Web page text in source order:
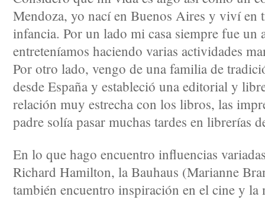
Mendoza, yo nací en Buenos Aires y viví en
infancia. Por un lado mi casa siempre fue un
entreteníamos haciendo varias actividades
Por otro lado, vengo de una familia de
desde España y estableció una editorial y
relación muy estrecha con los libros, las
padre solía pasar muchas tardes en librerías
En lo que hago encuentro influencias
Richard Hamilton, la Bauhaus (Marianne
también encuentro inspiración en el cine y la